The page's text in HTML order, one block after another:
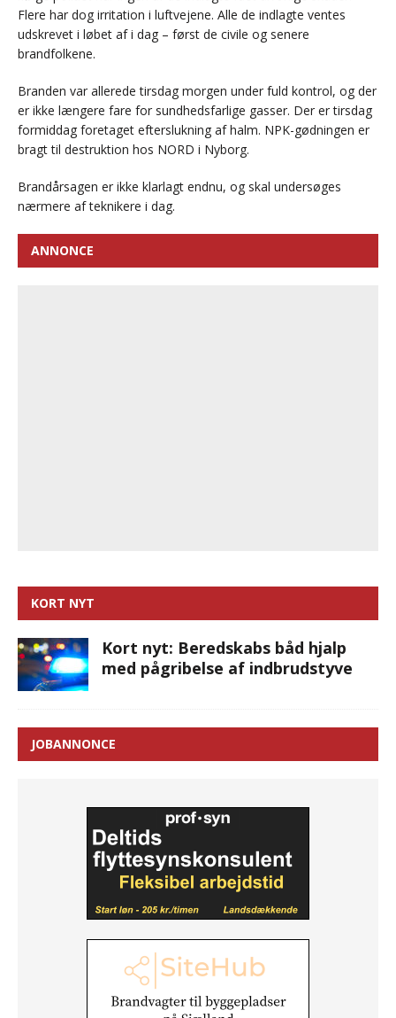
Flere har dog irritation i luftvejene. Alle de indlagte ventes
udskrevet i løbet af i dag – først de civile og senere
brandfolkene.
Branden var allerede tirsdag morgen under fuld kontrol, og der
er ikke længere fare for sundhedsfarlige gasser. Der er tirsdag
formiddag foretaget efterslukning af halm. NPK-gødningen er
bragt til destruktion hos NORD i Nyborg.
Brandårsagen er ikke klarlagt endnu, og skal undersøges
nærmere af teknikere i dag.
ANNONCE
KORT NYT
Kort nyt: Beredskabs båd hjalp
med pågribelse af indbrudstyve
JOBANNONCE